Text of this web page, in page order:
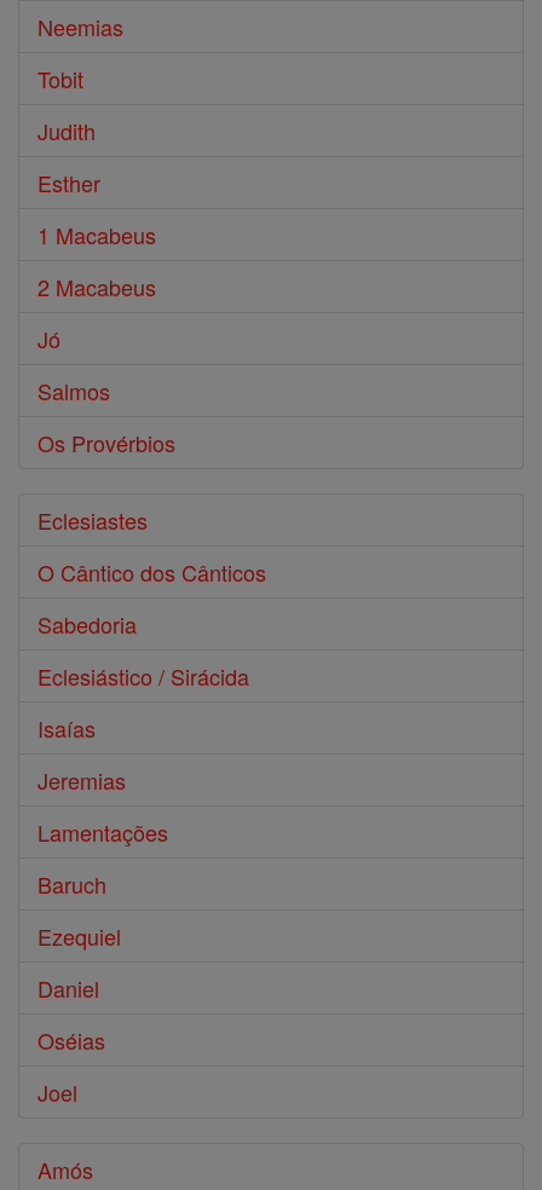
Neemias
Tobit
Judith
Esther
1 Macabeus
2 Macabeus
Jó
Salmos
Os Provérbios
Eclesiastes
O Cântico dos Cânticos
Sabedoria
Eclesiástico / Sirácida
Isaías
Jeremias
Lamentações
Baruch
Ezequiel
Daniel
Oséias
Joel
Amós